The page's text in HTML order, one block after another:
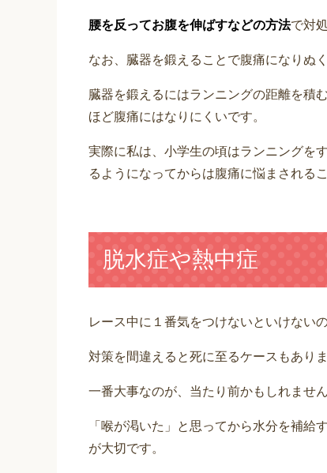
腰を反ってお腹を伸ばすなどの方法で対
なお、臓器を鍛えることで腹痛になりぬ
臓器を鍛えるにはランニングの距離を積
ほど腹痛にはなりにくいです。
実際に私は、小学生の頃はランニングを
るようになってからは腹痛に悩まされる
脱水症や熱中症
レース中に１番気をつけないといけない
対策を間違えると死に至るケースもあり
一番大事なのが、当たり前かもしれません
「喉が渇いた」と思ってから水分を補給
が大切です。